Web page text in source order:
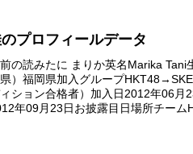
プロフィールデータ
の読みたに まりか英名Marika Tani
）福岡県加入グループ
ション合格者）加入日2012年06月
年09月23日お披露目日場所チーム